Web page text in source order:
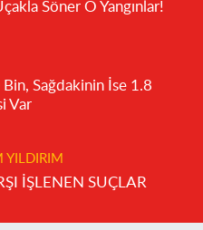
Söner O Yangınlar!
Sağdakinin İse 1.8
Var
YILDIRIM
İŞLENEN SUÇLAR